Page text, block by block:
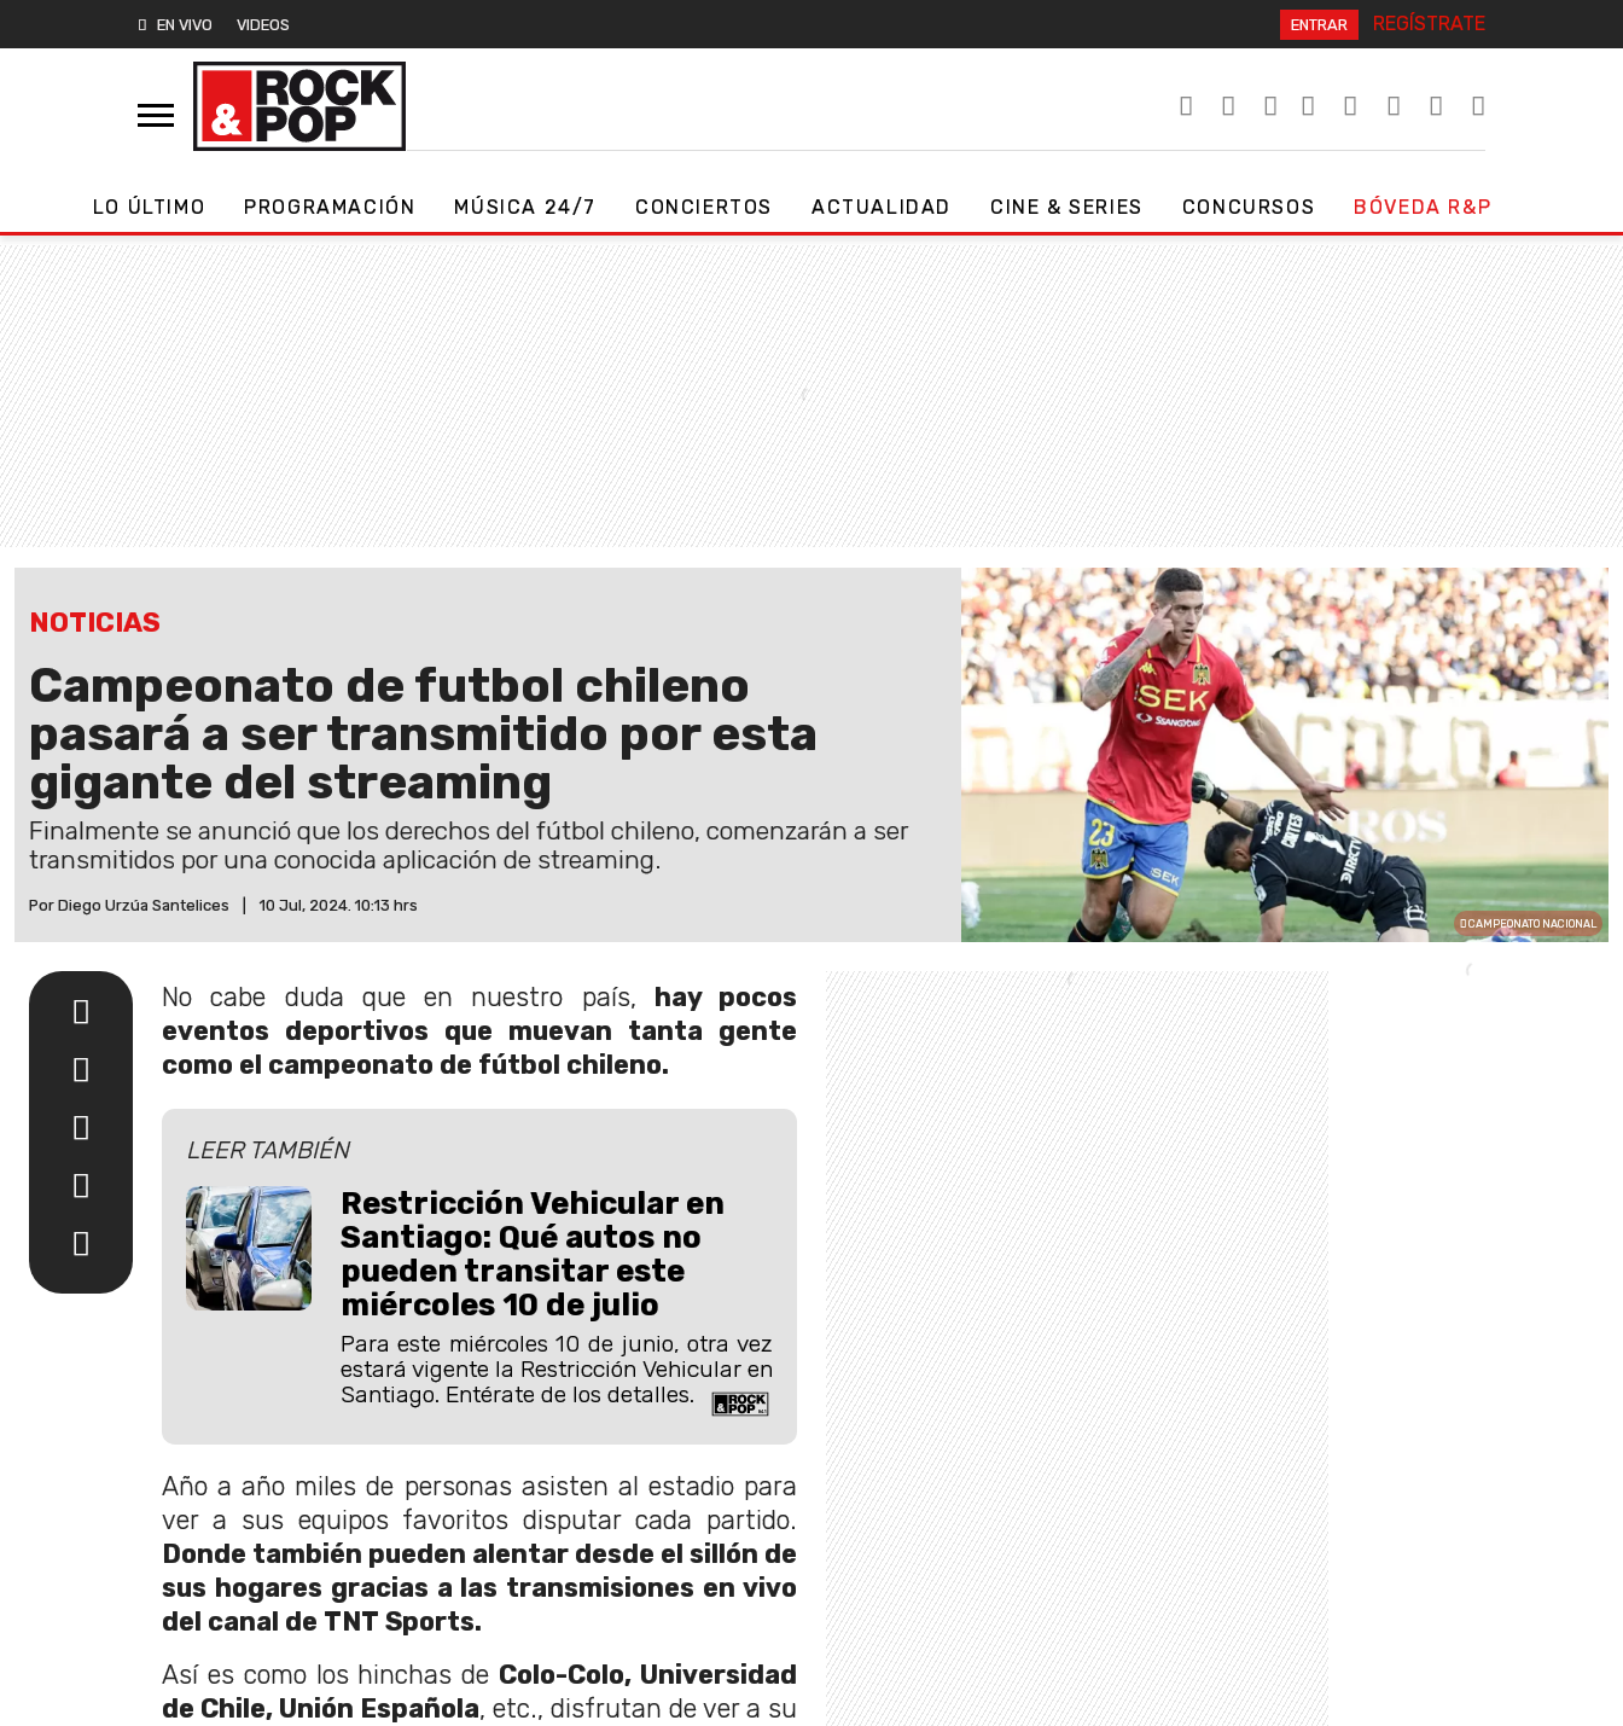
EN VIVO VIDEOS ENTRAR REGÍSTRATE
LO ÚLTIMO PROGRAMACIÓN MÚSICA 24/7 CONCIERTOS ACTUALIDAD CINE & SERIES CONCURSOS BÓVEDA R&P
NOTICIAS
Campeonato de futbol chileno
pasará a ser transmitido por esta
gigante del streaming
Finalmente se anunció que los derechos del fútbol chileno, comenzarán a ser
transmitidos por una conocida aplicación de streaming.
Por Diego Urzúa Santelices 10 Jul, 2024. 10:13 hrs
CAMPEONATO NACIONAL
No cabe duda que en nuestro país, hay pocos
eventos deportivos que muevan tanta gente
como el campeonato de fútbol chileno.
LEER TAMBIÉN
Restricción Vehicular en
Santiago: Qué autos no
pueden transitar este
miércoles 10 de julio
Para este miércoles 10 de junio, otra vez
estará vigente la Restricción Vehicular en
Santiago. Entérate de los detalles.
Año a año miles de personas asisten al estadio para
ver a sus equipos favoritos disputar cada partido.
Donde también pueden alentar desde el sillón de
sus hogares gracias a las transmisiones en vivo
del canal de TNT Sports.
Así es como los hinchas de Colo-Colo, Universidad
de Chile, Unión Española, etc., disfrutan de ver a su